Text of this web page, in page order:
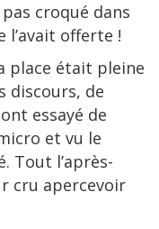
croqué dans
l’avait offerte !
place était pleine
discours, de
essayé de
et vu le
Tout l’après-
cru apercevoir